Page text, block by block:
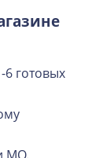
6 готовых